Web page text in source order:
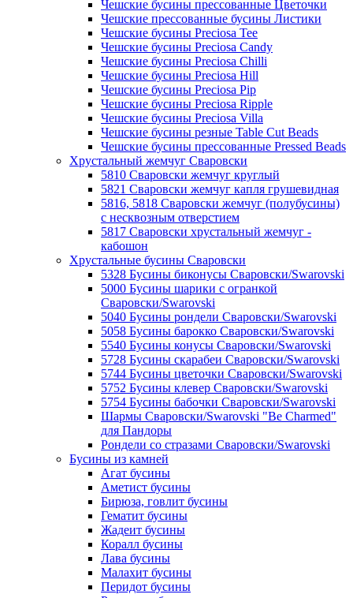
Чешские бусины прессованные Цветочки
Чешские прессованные бусины Листики
Чешские бусины Preciosa Tee
Чешские бусины Preciosa Candy
Чешские бусины Preciosa Chilli
Чешские бусины Preciosa Hill
Чешские бусины Preciosa Pip
Чешские бусины Preciosa Ripple
Чешские бусины Preciosa Villa
Чешские бусины резные Table Cut Beads
Чешские бусины прессованные Pressed Beads
Хрустальный жемчуг Сваровски
5810 Сваровски жемчуг круглый
5821 Сваровски жемчуг капля грушевидная
5816, 5818 Сваровски жемчуг (полубусины)
с несквозным отверстием
5817 Сваровски хрустальный жемчуг -
кабошон
Хрустальные бусины Сваровски
5328 Бусины биконусы Сваровски/Swarovski
5000 Бусины шарики с огранкой
Сваровски/Swarovski
5040 Бусины рондели Сваровски/Swarovski
5058 Бусины барокко Сваровски/Swarovski
5540 Бусины конусы Сваровски/Swarovski
5728 Бусины скарабеи Сваровски/Swarovski
5744 Бусины цветочки Сваровски/Swarovski
5752 Бусины клевер Сваровски/Swarovski
5754 Бусины бабочки Сваровски/Swarovski
Шармы Сваровски/Swarovski "Be Charmed"
для Пандоры
Рондели со стразами Сваровски/Swarovski
Бусины из камней
Агат бусины
Аметист бусины
Бирюза, говлит бусины
Гематит бусины
Жадеит бусины
Коралл бусины
Лава бусины
Малахит бусины
Перидот бусины